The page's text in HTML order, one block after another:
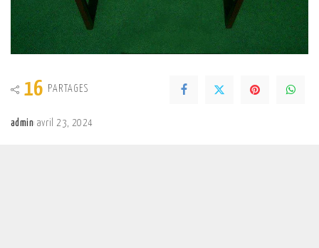
16 PARTAGES
admin avril 23, 2024